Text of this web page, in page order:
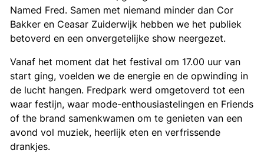
Named Fred. Samen met niemand minder dan Cor
Bakker en Ceasar Zuiderwijk hebben we het publiek
betoverd en een onvergetelijke show neergezet.
Vanaf het moment dat het festival om 17.00 uur van
start ging, voelden we de energie en de opwinding in
de lucht hangen. Fredpark werd omgetoverd tot een
waar festijn, waar mode-enthousiastelingen en Friends
of the brand samenkwamen om te genieten van een
avond vol muziek, heerlijk eten en verfrissende
drankjes.